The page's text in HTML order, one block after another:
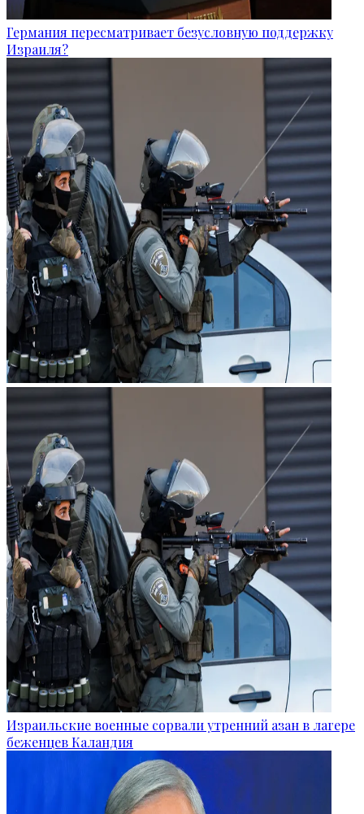
Германия пересматривает безусловную поддержку
Израиля?
Израильские военные сорвали утренний азан в лагере
беженцев Каландия